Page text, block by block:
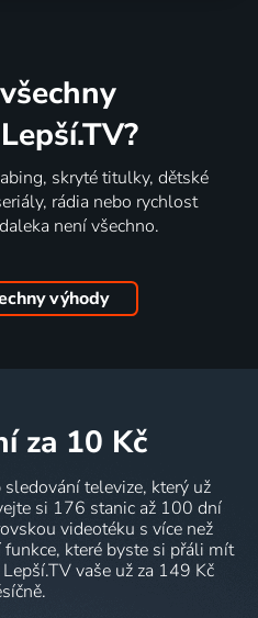
skryté titulky, dětské
rádia nebo rychlost
není všechno.
výhody
za 10 Kč
televize, který už
si 176 stanic až 100 dní
videotéku s více než
které byste si přáli mít
vaše už za 149 Kč